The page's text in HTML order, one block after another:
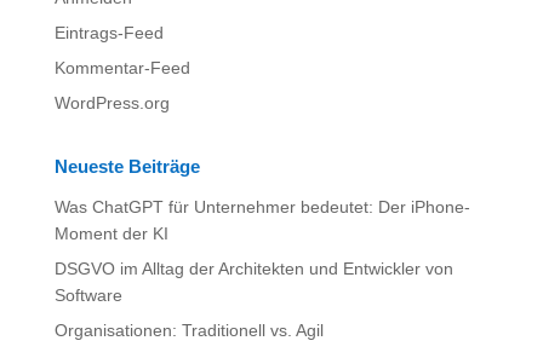
Eintrags-Feed
Kommentar-Feed
WordPress.org
Neueste Beiträge
Was ChatGPT für Unternehmer bedeutet: Der iPhone-
Moment der KI
DSGVO im Alltag der Architekten und Entwickler von
Software
Organisationen: Traditionell vs. Agil